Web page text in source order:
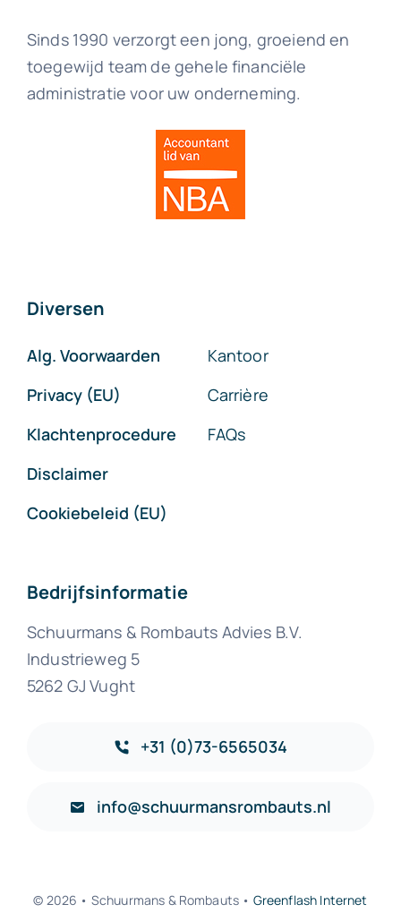
Sinds 1990 verzorgt een jong, groeiend en
toegewijd team de gehele financiële
administratie voor uw onderneming.
Diversen
Alg. Voorwaarden
Privacy (EU)
Klachtenprocedure
Disclaimer
Cookiebeleid (EU)
Kantoor
Carrière
FAQs
Bedrijfsinformatie
Schuurmans & Rombauts Advies B.V.
Industrieweg 5
5262 GJ Vught
+31 (0)73-6565034
info@schuurmansrombauts.nl
© 2026 • Schuurmans & Rombauts • Greenflash Internet